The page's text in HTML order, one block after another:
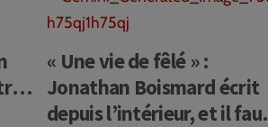
« Une vie de fêlé » :
Jonathan Boismard écrit
depuis l’intérieur, et il faut